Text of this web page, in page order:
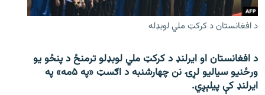
د افغانستان د کرکټ ملي لوبډله
د افغانستان او ایرلنډ د کرکټ ملي لوبډلو ترمنځ د پنځو یو
ورځنیو سیالیو لړۍ نن چهارشنبه د اګسټ «په ۵مه» په
ایرلنډ کې پیلېږي.